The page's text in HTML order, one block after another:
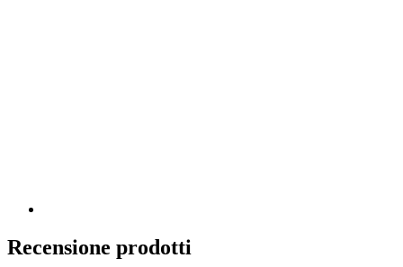
Recensione prodotti